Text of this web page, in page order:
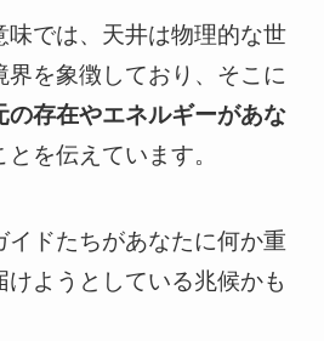
味では、天井は物理的な世
を象徴しており、そこに
の存在やエネルギーがあな
とを伝えています。
イドたちがあなたに何か重
ようとしている兆候かも